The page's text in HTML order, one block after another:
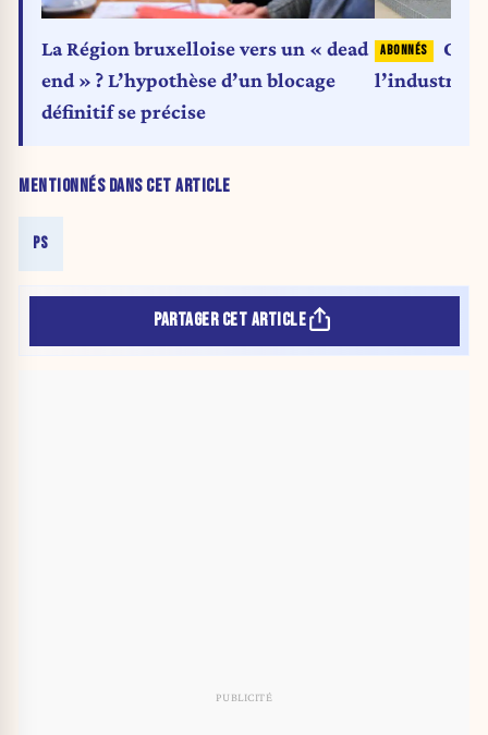
MENTIONNÉS DANS CET ARTICLE
PS
La Région bruxelloise vers un « dead
end » ? L’hypothèse d’un blocage
définitif se précise
l’industrie
PARTAGER CET ARTICLE